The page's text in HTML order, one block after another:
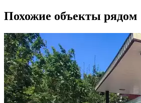
Похожие объекты рядом